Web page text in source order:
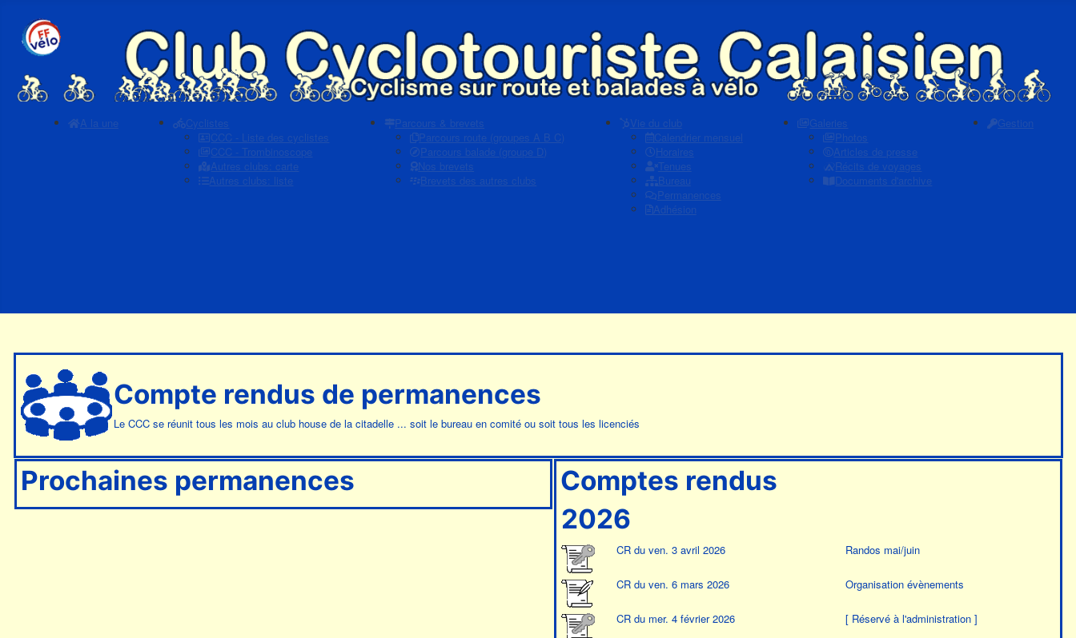
A la une
Cyclistes
CCC - Liste des cyclistes
CCC - Trombinoscope
Autres clubs: carte
Autres clubs: liste
Parcours & brevets
Parcours route (groupes A B C)
Parcours balade (groupe D)
Nos brevets
Brevets des autres clubs
Vie du club
Calendrier mensuel
Horaires
Tenues
Bureau
Permanences
Adhésion
Galeries
Photos
Articles de presse
Récits de voyages
Documents d'archive
Gestion
Compte rendus de permanences
Le CCC se réunit tous les mois au club house de la citadelle ... soit le bureau en comité ou soit tous les licenciés
Prochaines permanences
Comptes rendus
2026
CR du ven. 3 avril 2026 Randos mai/juin
CR du ven. 6 mars 2026 Organisation évènements
CR du mer. 4 février 2026 [ Réservé à l'administration ]